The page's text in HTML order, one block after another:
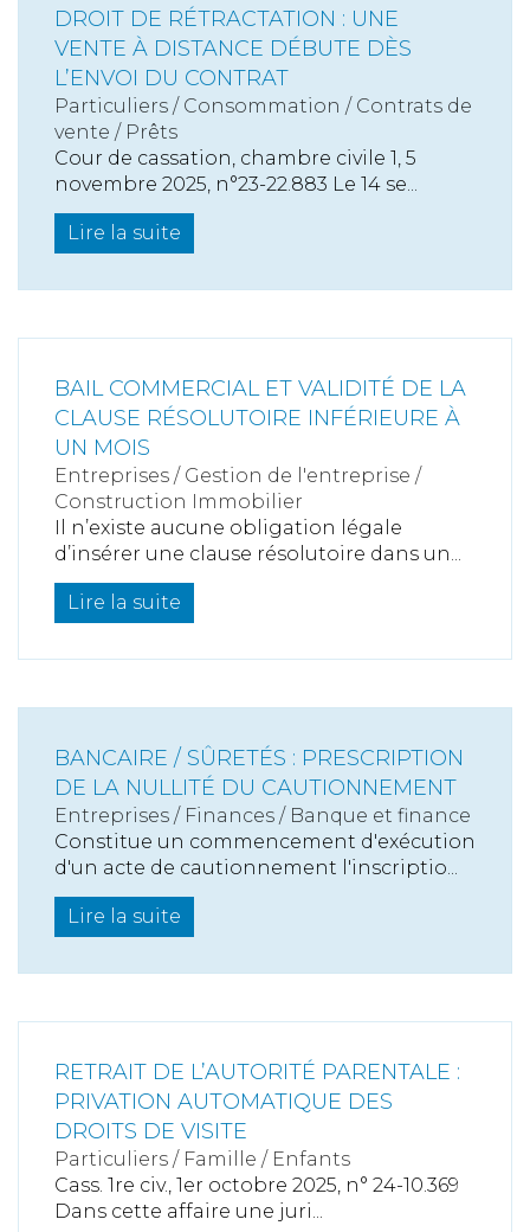
DROIT DE RÉTRACTATION : UNE
VENTE À DISTANCE DÉBUTE DÈS
L’ENVOI DU CONTRAT
Particuliers / Consommation / Contrats de
vente / Prêts
Cour de cassation, chambre civile 1, 5
novembre 2025, n°23-22.883 Le 14 se...
Lire la suite
BAIL COMMERCIAL ET VALIDITÉ DE LA
CLAUSE RÉSOLUTOIRE INFÉRIEURE À
UN MOIS
Entreprises / Gestion de l'entreprise /
Construction Immobilier
Il n’existe aucune obligation légale
d’insérer une clause résolutoire dans un...
Lire la suite
BANCAIRE / SÛRETÉS : PRESCRIPTION
DE LA NULLITÉ DU CAUTIONNEMENT
Entreprises / Finances / Banque et finance
Constitue un commencement d'exécution
d'un acte de cautionnement l'inscriptio...
Lire la suite
RETRAIT DE L’AUTORITÉ PARENTALE :
PRIVATION AUTOMATIQUE DES
DROITS DE VISITE
Particuliers / Famille / Enfants
Cass. 1re civ., 1er octobre 2025, n° 24-10.369
Dans cette affaire une juri...